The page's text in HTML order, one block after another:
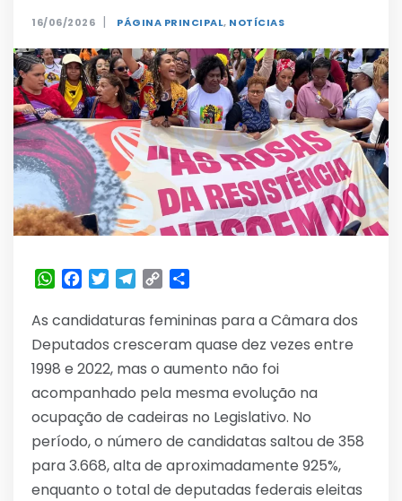
16/06/2026 | PÁGINA PRINCIPAL, NOTÍCIAS
WhatsApp
Facebook
TwitterTelegram
Copy
As candidaturas femininas para a Câmara dos
Deputados cresceram quase dez vezes entre
1998 e 2022, mas o aumento não foi
acompanhado pela mesma evolução na
ocupação de cadeiras no Legislativo. No
período, o número de candidatas saltou de 358
para 3.668, alta de aproximadamente 925%,
enquanto o total de deputadas federais eleitas